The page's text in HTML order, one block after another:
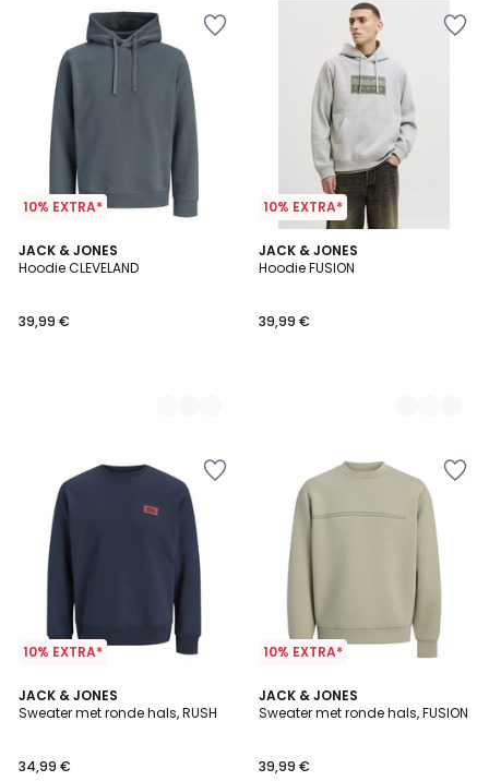
10% EXTRA*
JACK & JONES
Hoodie CLEVELAND
39,99 €
3
Kleuren
10% EXTRA*
JACK & JONES
Hoodie FUSION
39,99 €
2
Kleuren
10% EXTRA*
JACK & JONES
Sweater met ronde hals, RUSH
34,99 €
3
Kleuren
10% EXTRA*
JACK & JONES
Sweater met ronde hals, FUSION
39,99 €
2
Kleuren